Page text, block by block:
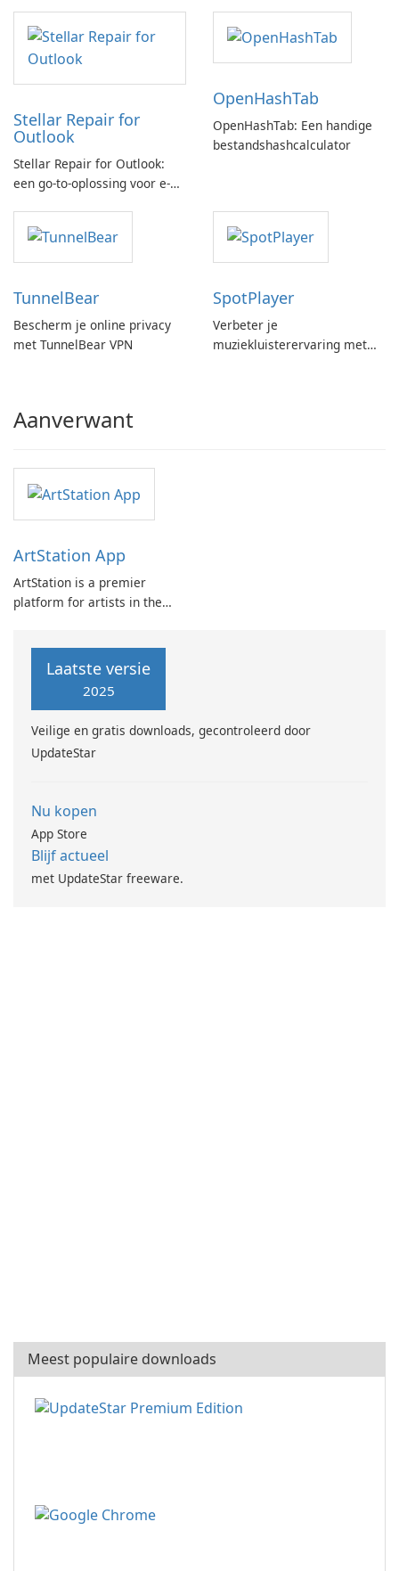
Stellar Repair for
Outlook
Stellar Repair for Outlook:
een go-to-oplossing voor e-
OpenHashTab
OpenHashTab: Een handige
bestandshashcalculator
TunnelBear
Bescherm je online privacy
met TunnelBear VPN
SpotPlayer
Verbeter je
muziekluisterervaring met
Aanverwant
ArtStation App
ArtStation is a premier
platform for artists in the
offers a curated collection of
stunning artworks from some
of the world's most talented
Laatste versie
2025
Veilige en gratis downloads, gecontroleerd door
UpdateStar
Nu kopen
App Store
Blijf actueel
met UpdateStar freeware.
Meest populaire downloads